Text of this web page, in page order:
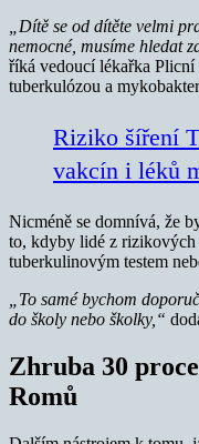
„Dítě se od dítěte velmi
nemocné, musíme hledat
říká vedoucí lékařka Plicní
tuberkulózou a
Riziko šíření
vakcín i léků
Nicméně se domnívá, že
to, kdyby lidé z rizikových
tuberkulinovým testem
„To samé bychom
do školy nebo školky,“
Zhruba 30
Romů